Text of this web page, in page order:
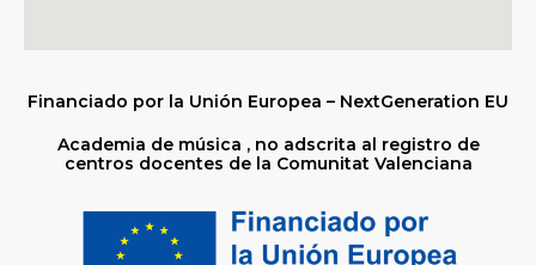
Financiado por la Unión Europea – NextGeneration EU
Academia de música , no adscrita al registro de
centros docentes de la Comunitat Valenciana